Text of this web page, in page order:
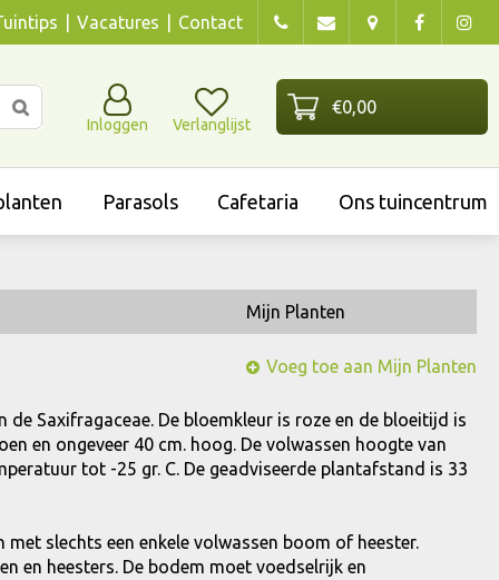
Vacatures Contact
Inloggen Verlanglijst
Parasols Cafetaria Ons tuincentrum
Mijn Planten
Voeg toe aan Mijn Planten
de Saxifragaceae. De bloemkleur is roze en de bloeitijd is
en ongeveer 40 cm. hoog. De volwassen hoogte van
tot -25 gr. C. De geadviseerde plantafstand is 33
slechts een enkele volwassen boom of heester.
en heesters. De bodem moet voedselrijk en